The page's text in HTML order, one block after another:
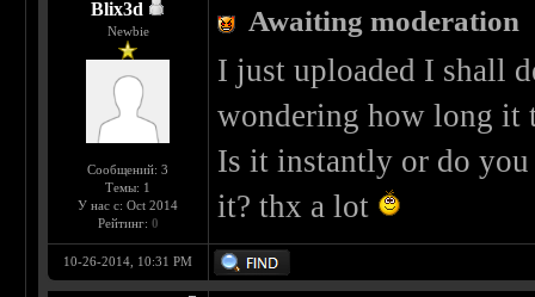
Blix3d
Newbie
Сообщений: 3
Темы: 1
У нас с: Oct 2014
Рейтинг: 0
Awaiting moderation
I just uploaded I shall
wondering how long it
Is it instantly or do
it? thx a lot
10-26-2014, 10:31 PM